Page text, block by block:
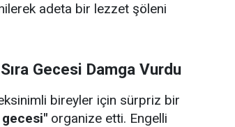
adeta bir lezzet şöleni
Gecesi Damga Vurdu
bireyler için sürpriz bir
organize etti. Engelli